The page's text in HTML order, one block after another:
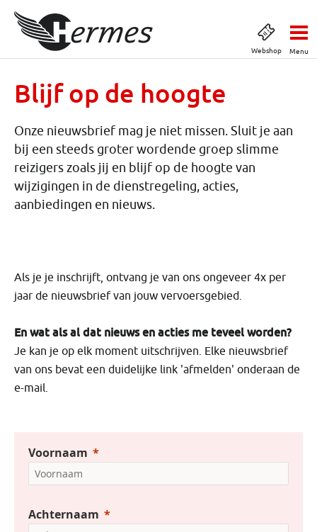
Webshop Menu
Blijf op de hoogte
Onze nieuwsbrief mag je niet missen. Sluit je aan
bij een steeds groter wordende groep slimme
reizigers zoals jij en blijf op de hoogte van
wijzigingen in de dienstregeling, acties,
aanbiedingen en nieuws.
Als je je inschrijft, ontvang je van ons ongeveer 4x per
jaar de nieuwsbrief van jouw vervoersgebied.
En wat als al dat nieuws en acties me teveel worden?
Je kan je op elk moment uitschrijven. Elke nieuwsbrief
van ons bevat een duidelijke link 'afmelden' onderaan de
e-mail.